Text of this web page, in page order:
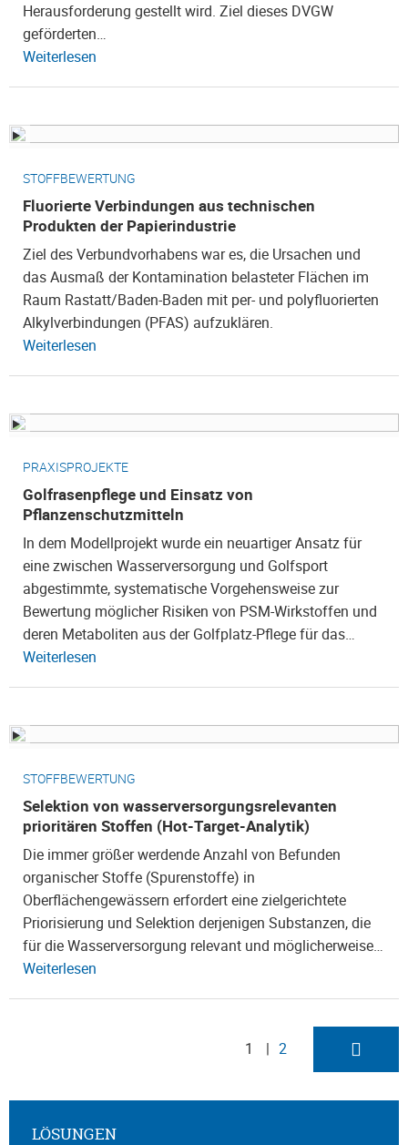
Herausforderung gestellt wird. Ziel dieses DVGW
geförderten…
Weiterlesen
STOFFBEWERTUNG
Fluorierte Verbindungen aus technischen
Produkten der Papierindustrie
Ziel des Verbundvorhabens war es, die Ursachen und
das Ausmaß der Kontamination belasteter Flächen im
Raum Rastatt/Baden-Baden mit per- und polyfluorierten
Alkylverbindungen (PFAS) aufzuklären.
Weiterlesen
PRAXISPROJEKTE
Golfrasenpflege und Einsatz von
Pflanzenschutzmitteln
In dem Modellprojekt wurde ein neuartiger Ansatz für
eine zwischen Wasserversorgung und Golfsport
abgestimmte, systematische Vorgehensweise zur
Bewertung möglicher Risiken von PSM-Wirkstoffen und
deren Metaboliten aus der Golfplatz-Pflege für das…
Weiterlesen
STOFFBEWERTUNG
Selektion von wasserversorgungsrelevanten
prioritären Stoffen (Hot-Target-Analytik)
Die immer größer werdende Anzahl von Befunden
organischer Stoffe (Spurenstoffe) in
Oberflächengewässern erfordert eine zielgerichtete
Priorisierung und Selektion derjenigen Substanzen, die
für die Wasserversorgung relevant und möglicherweise…
Weiterlesen
1 2
LÖSUNGEN